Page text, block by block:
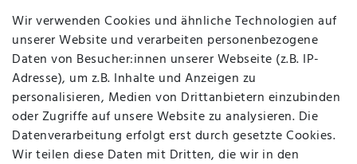
Widerruf
Vertrag widerrufen Kontakt
MAPALI VOR ORT
Wir verwenden Cookies und ähnliche Technologien auf
unserer Website und verarbeiten personenbezogene
Daten von Besucher:innen unserer Webseite (z.B. IP-
Adresse), um z.B. Inhalte und Anzeigen zu
personalisieren, Medien von Drittanbietern einzubinden
oder Zugriffe auf unsere Website zu analysieren. Die
Datenverarbeitung erfolgt erst durch gesetzte Cookies.
Wir teilen diese Daten mit Dritten, die wir in den